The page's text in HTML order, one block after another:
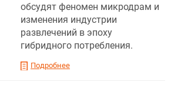
обсудят феномен микродрам и
изменения индустрии
развлечений в эпоху
гибридного потребления.
Подробнее